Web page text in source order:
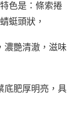
色是：條索捲
蜓頭狀，
濃艷清澈，滋味
底肥厚明亮，具